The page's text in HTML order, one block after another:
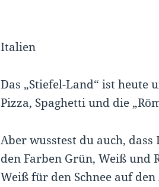
Italien
Das „Stiefel-Land“ ist heute
Pizza, Spaghetti und die
Aber wusstest du auch,
den Farben Grün, Weiß und
Weiß für den Schnee auf